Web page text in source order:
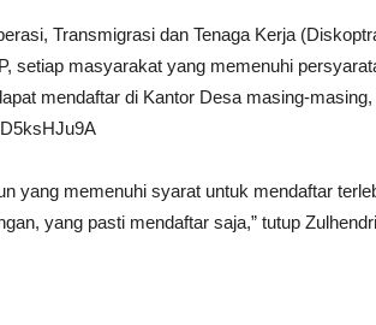
Transmigrasi dan Tenaga Kerja
setiap masyarakat yang memenuhi
mendaftar di Kantor Desa masing-
yang memenuhi syarat untuk mendaftar
yang pasti mendaftar saja,” tutup